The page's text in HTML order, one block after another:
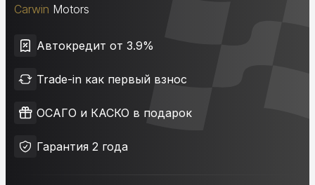
Carwin Motors
Автокредит от 3.9%
Trade-in как первый взнос
ОСАГО и КАСКО в подарок
Гарантия 2 года